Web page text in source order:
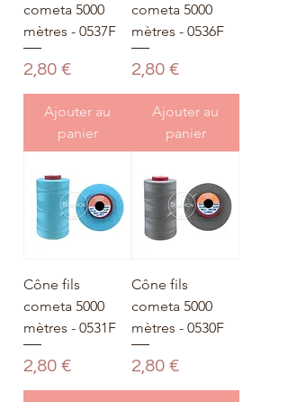
cometa 5000
mètres - 0537F
Prix
2,80 €
Ajouter au
panier
cometa 5000
mètres - 0536F
Prix
2,80 €
Ajouter au
panier
Cône fils
cometa 5000
mètres - 0531F
Prix
2,80 €
Cône fils
cometa 5000
mètres - 0530F
Prix
2,80 €